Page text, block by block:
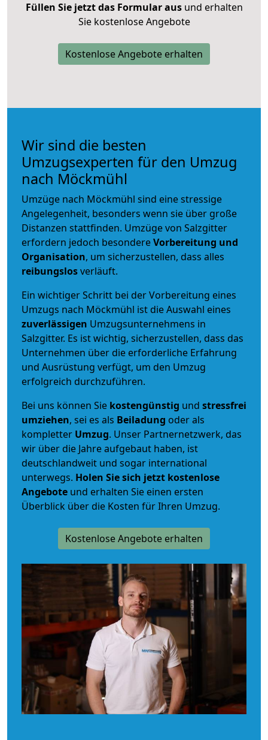
Füllen Sie jetzt das Formular ausund erhalten
Sie kostenlose Angebote
Kostenlose Angebote erhalten
Wir sind die besten
Umzugsexperten für den Umzug
nach Möckmühl
Umzüge nach Möckmühl sind eine stressige
Angelegenheit, besonders wenn sie über große
Distanzen stattfinden. Umzüge von Salzgitter
erfordern jedoch besondereVorbereitung und
Organisation, um sicherzustellen, dass alles
reibungslosverläuft.
Ein wichtiger Schritt bei der Vorbereitung eines
Umzugs nach Möckmühl ist die Auswahl eines
zuverlässigen Umzugsunternehmens in
Salzgitter. Es ist wichtig, sicherzustellen, dass das
Unternehmen über die erforderliche Erfahrung
und Ausrüstung verfügt, um den Umzug
erfolgreich durchzuführen.
Bei uns können Sie kostengünstig und stressfrei
umziehen, sei es als Beiladung oder als
kompletter Umzug. Unser Partnernetzwerk, das
wir über die Jahre aufgebaut haben, ist
deutschlandweit und sogar international
unterwegs. Holen Sie sich jetzt kostenlose
Angebote und erhalten Sie einen ersten
Überblick über die Kosten für Ihren Umzug.
Kostenlose Angebote erhalten